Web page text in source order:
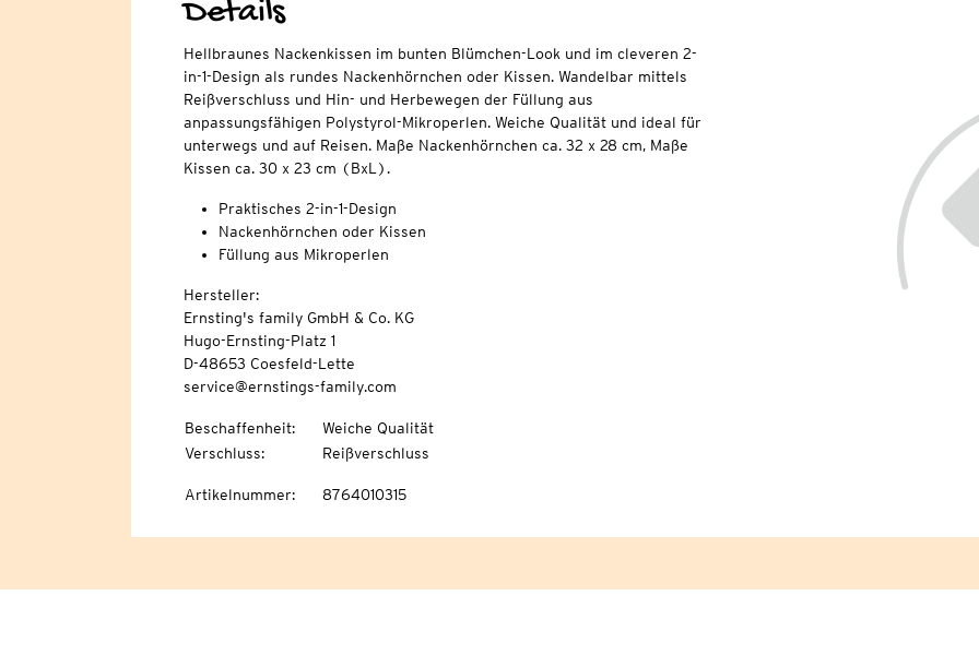
Details
Hellbraunes Nackenkissen im bunten Blümchen-Look und im cleveren 2-
in-1-Design als rundes Nackenhörnchen oder Kissen. Wandelbar mittels
Reißverschluss und Hin- und Herbewegen der Füllung aus
anpassungsfähigen Polystyrol-Mikroperlen. Weiche Qualität und ideal für
unterwegs und auf Reisen. Maße Nackenhörnchen ca. 32 x 28 cm, Maße
Kissen ca. 30 x 23 cm (BxL).
Praktisches 2-in-1-Design
Nackenhörnchen oder Kissen
Füllung aus Mikroperlen
Hersteller:
Ernsting's family GmbH & Co. KG
Hugo-Ernsting-Platz 1
D-48653 Coesfeld-Lette
service@ernstings-family.com
Beschaffenheit:
Weiche Qualität
Verschluss: Reißverschluss
Artikelnummer: 8764010315